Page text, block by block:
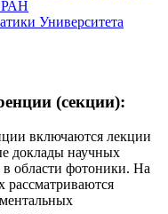
Университета
(секции):
включаются лекции
доклады научных
в области фотоники. На
рассматриваются